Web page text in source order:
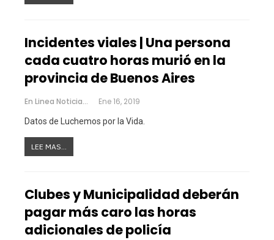
Incidentes viales | Una persona
cada cuatro horas murió en la
provincia de Buenos Aires
En Linea Noticias Ene 16, 2019
Datos de Luchemos por la Vida.
LEE MAS...
Clubes y Municipalidad deberán
pagar más caro las horas
adicionales de policía